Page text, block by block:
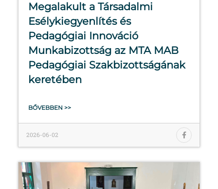
Megalakult a Társadalmi
Esélykiegyenlítés és
Pedagógiai Innováció
Munkabizottság az MTA MAB
Pedagógiai Szakbizottságának
keretében
BŐVEBBEN >>
2026-06-02